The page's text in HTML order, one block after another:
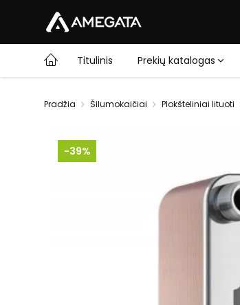
Titulinis Prekių katalogas
Pradžia Šilumokaičiai Plokšteliniai lituoti
-39%